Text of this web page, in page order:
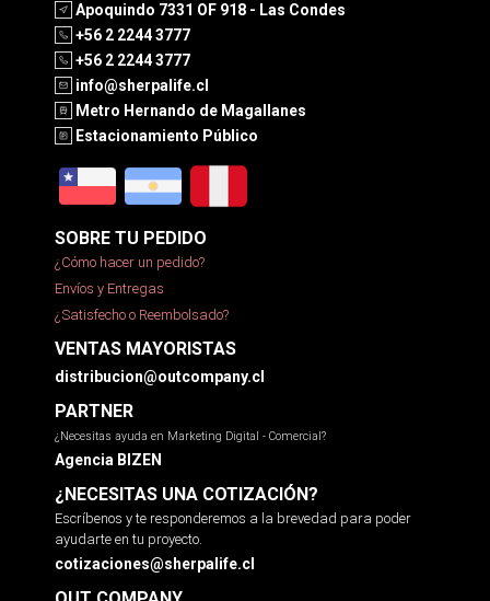
Apoquindo 7331 OF 918 - Las Condes
+56 2 2244 3777
+56 2 2244 3777
info@sherpalife.cl
Metro Hernando de Magallanes
Estacionamiento Público
SOBRE TU PEDIDO
¿Cómo hacer un pedido?
Envíos y Entregas
¿Satisfecho o Reembolsado?
VENTAS MAYORISTAS
distribucion@outcompany.cl
PARTNER
¿Necesitas ayuda en Marketing Digital - Comercial?
Agencia BIZEN
¿NECESITAS UNA COTIZACIÓN?
Escríbenos y te responderemos a la brevedad para poder
ayudarte en tu proyecto.
cotizaciones@sherpalife.cl